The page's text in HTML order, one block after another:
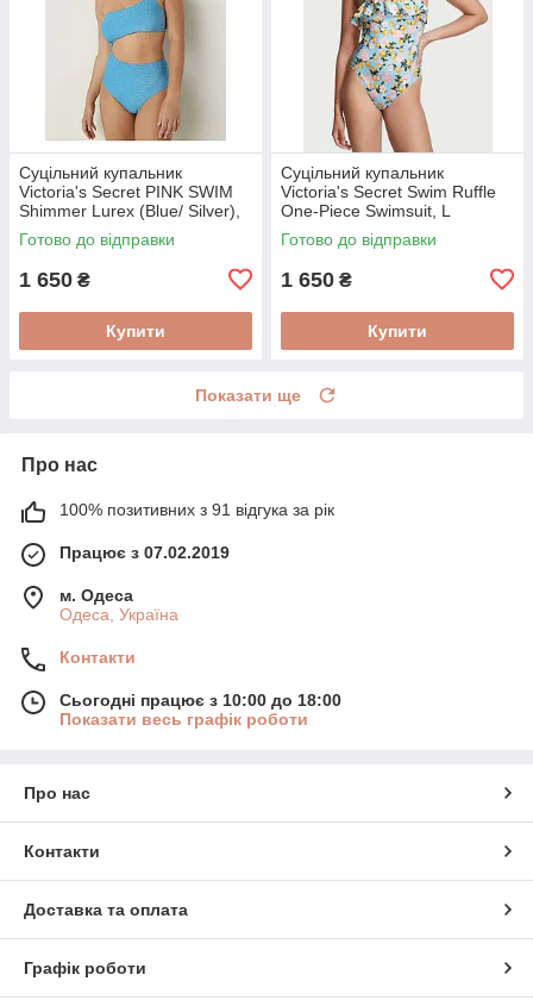
Суцільний купальник
Victoria's Secret PINK SWIM
Shimmer Lurex (Blue/ Silver),
M
Готово до відправки
1 650 ₴
Купити
Суцільний купальник
Victoria's Secret Swim Ruffle
One-Piece Swimsuit, L
Готово до відправки
1 650 ₴
Купити
Показати ще
Про нас
100% позитивних з 91 відгука за рік
Працює з 07.02.2019
м. Одеса
Одеса, Україна
Контакти
Сьогодні працює з 10:00 до 18:00
Показати весь графік роботи
Про нас
Контакти
Доставка та оплата
Графік роботи